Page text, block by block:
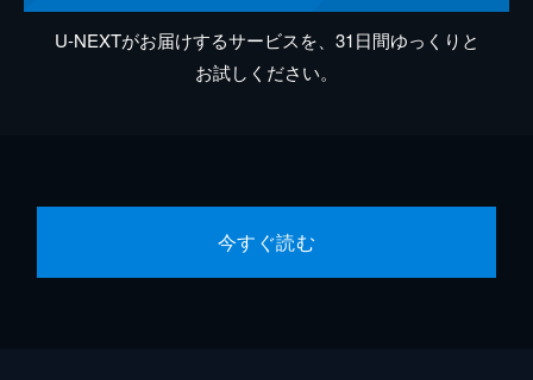
U-NEXTがお届けするサービスを、31日間ゆっくりと
お試しください。
今すぐ読む